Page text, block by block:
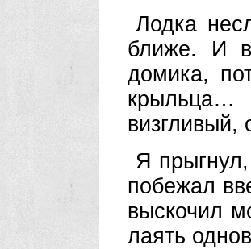
Лодка
ближе. И
домика,
визгливый,
Я прыгнул,
побежал
выскочил
лаять